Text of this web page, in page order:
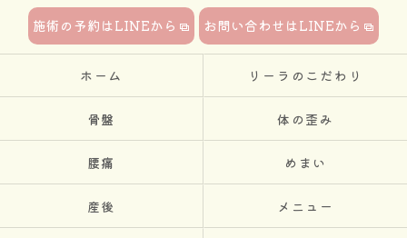
施術の予約はLINEから お問い合わせはLINEから
ホーム リーラのこだわり
骨盤 体の歪み
腰痛 めまい
産後 メニュー